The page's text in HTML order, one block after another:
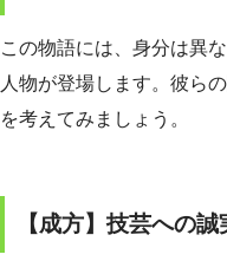
この物語には、身分は異
人物が登場します。彼ら
を考えてみましょう。
【成方】技芸への